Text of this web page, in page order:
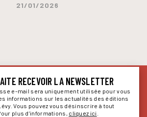
21/01/2026
RECEVOIR LA NEWSLETTER
e-mail sera uniquement utilisée pour vous
informations sur les actualités des éditions
Vous pouvez vous désinscrire à tout
plus d’informations, cliquez ici